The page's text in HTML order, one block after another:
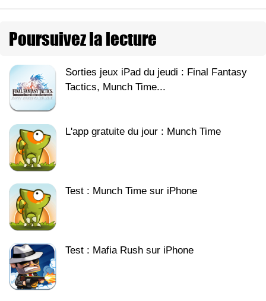
Poursuivez la lecture
Sorties jeux iPad du jeudi : Final Fantasy
Tactics, Munch Time...
L'app gratuite du jour : Munch Time
Test : Munch Time sur iPhone
Test : Mafia Rush sur iPhone